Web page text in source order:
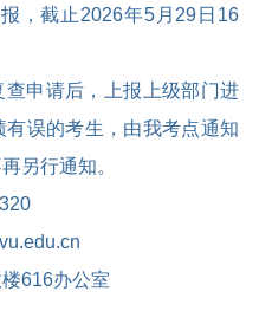
，截止 2026年5月 29 日 16
申请后，上报上级部门进
误的考生，由我考点通知
另行通知。
616办公室